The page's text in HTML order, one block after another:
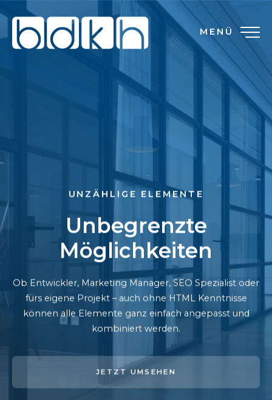
MENÜ
UNZÄHLIGE ELEMENTE
Unbegrenzte
Möglichkeiten
Ob Entwickler, Marketing Manager, SEO Spezialist oder
fürs eigene Projekt – auch ohne HTML Kenntnisse
können alle Elemente ganz einfach angepasst und
kombiniert werden.
JETZT UMSEHEN